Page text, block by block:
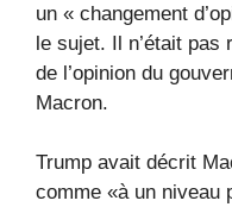
un « changement
le sujet. Il n’était pas
de l’opinion du
Macron.
Trump avait décrit
comme «à un niveau